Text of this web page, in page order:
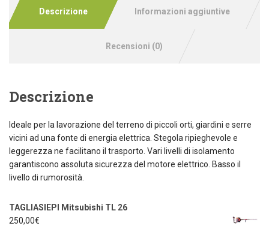
Descrizione Informazioni aggiuntive
Recensioni (0)
Descrizione
Ideale per la lavorazione del terreno di piccoli orti, giardini e serre
vicini ad una fonte di energia elettrica. Stegola ripieghevole e
leggerezza ne facilitano il trasporto. Vari livelli di isolamento
garantiscono assoluta sicurezza del motore elettrico. Basso il
livello di rumorosità.
TAGLIASIEPI Mitsubishi TL 26
250,00€